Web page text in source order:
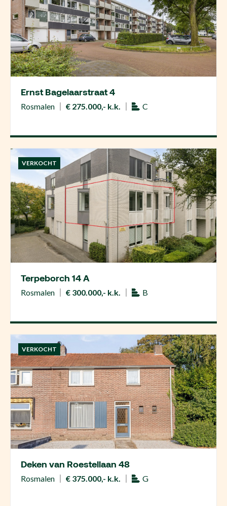
Ernst Bagelaarstraat 4
Rosmalen € 275.000,- k.k. C
VERKOCHT
Terpeborch 14 A
Rosmalen € 300.000,- k.k. B
VERKOCHT
Deken van Roestellaan 48
Rosmalen € 375.000,- k.k. G